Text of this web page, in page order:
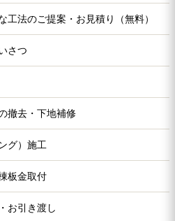
工法のご提案・お見積り（無料）
さつ
撤去・下地補修
グ）施工
板金取付
お引き渡し